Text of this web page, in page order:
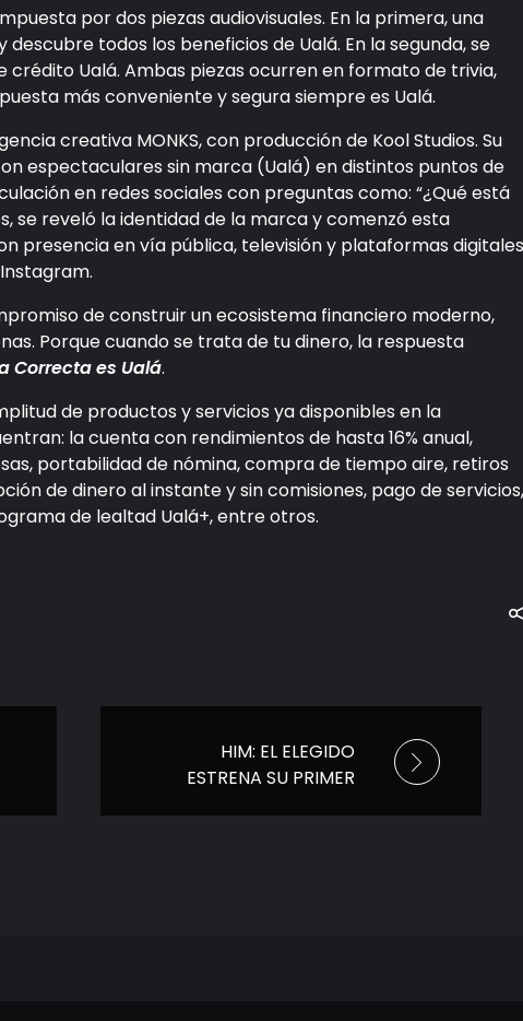
por dos piezas audiovisuales. En la primera, una
todos los beneficios de Ualá. En la segunda, se
Ualá. Ambas piezas ocurren en formato de trivia,
más conveniente y segura siempre es Ualá.
creativa MONKS, con producción de Kool Studios. Su
espectaculares sin marca (Ualá) en distintos puntos de
en redes sociales con preguntas como: “¿Qué está
se reveló la identidad de la marca y comenzó esta
presencia en vía pública, televisión y plataformas digitales
de construir un ecosistema financiero moderno,
Porque cuando se trata de tu dinero, la respuesta
Correcta es Ualá.
de productos y servicios ya disponibles en la
la cuenta con rendimientos de hasta 16% anual,
portabilidad de nómina, compra de tiempo aire, retiros
de dinero al instante y sin comisiones, pago de servicios,
de lealtad Ualá+, entre otros.
HIM: EL ELEGIDO
ESTRENA SU PRIMER